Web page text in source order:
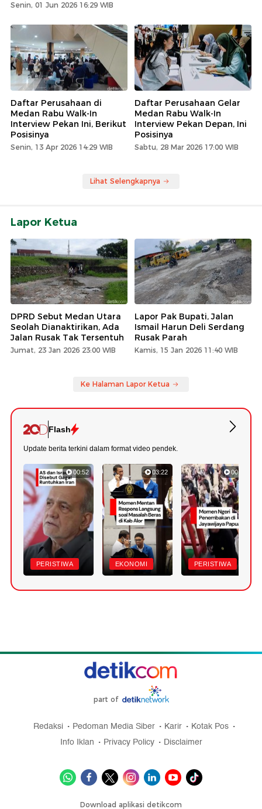
Senin, 01 Jun 2026 16:29 WIB
Daftar Perusahaan di
Medan Rabu Walk-In
Interview Pekan Ini, Berikut
Posisinya
Senin, 13 Apr 2026 14:29 WIB
Daftar Perusahaan Gelar
Medan Rabu Walk-In
Interview Pekan Depan, Ini
Posisinya
Sabtu, 28 Mar 2026 17:00 WIB
Lihat Selengkapnya
Lapor Ketua
DPRD Sebut Medan Utara
Seolah Dianaktirikan, Ada
Jalan Rusak Tak Tersentuh
Jumat, 23 Jan 2026 23:00 WIB
Lapor Pak Bupati, Jalan
Ismail Harun Deli Serdang
Rusak Parah
Kamis, 15 Jan 2026 11:40 WIB
Ke Halaman Lapor Ketua
Flash
Update berita terkini dalam format video pendek.
00:52
PERISTIWA
03:22
EKONOMI
00:42
PERISTIWA
part of
Redaksi Pedoman Media Siber Karir
Kotak Pos
Info Iklan
Privacy Policy Disclaimer
Download aplikasi detikcom